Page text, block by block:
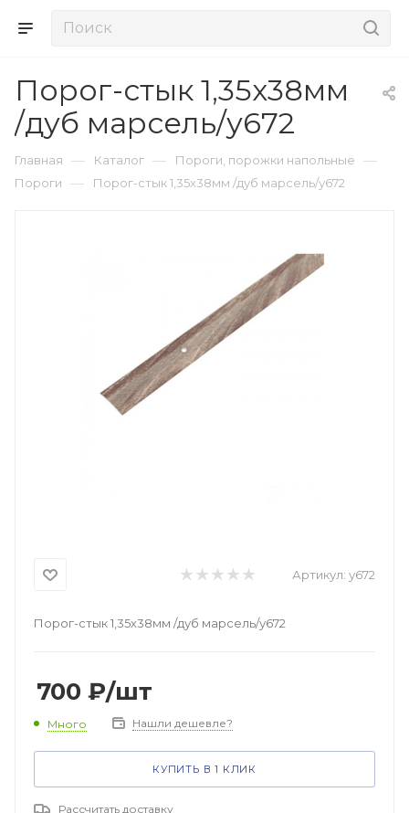
Порог-стык 1,35х38мм
/дуб марсель/у672
Главная — Каталог — Пороги, порожки напольные —
Пороги — Порог-стык 1,35х38мм /дуб марсель/у672
Артикул: у672
Порог-стык 1,35х38мм /дуб марсель/у672
700 ₽/шт
Много Нашли дешевле?
КУПИТЬ В 1 КЛИК
Рассчитать доставку